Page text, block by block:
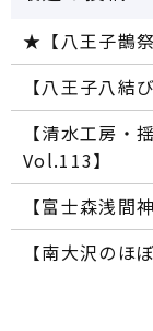
★【八王子鵲祭
【八王子八結
【清水工房
Vol.113】
【富士森浅間
【南大沢のほ